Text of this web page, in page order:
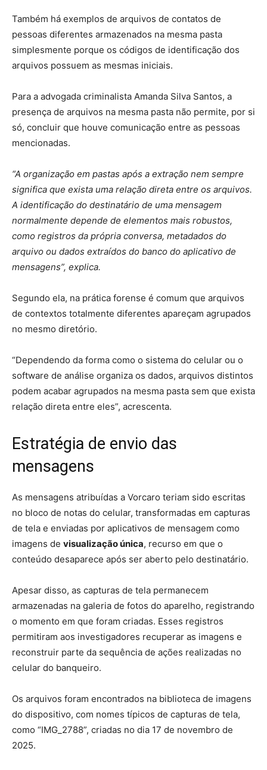
Também há exemplos de arquivos de contatos de
pessoas diferentes armazenados na mesma pasta
simplesmente porque os códigos de identificação dos
arquivos possuem as mesmas iniciais.
Para a advogada criminalista Amanda Silva Santos, a
presença de arquivos na mesma pasta não permite, por si
só, concluir que houve comunicação entre as pessoas
mencionadas.
“A organização em pastas após a extração nem sempre
significa que exista uma relação direta entre os arquivos.
A identificação do destinatário de uma mensagem
normalmente depende de elementos mais robustos,
como registros da própria conversa, metadados do
arquivo ou dados extraídos do banco do aplicativo de
mensagens”, explica.
Segundo ela, na prática forense é comum que arquivos
de contextos totalmente diferentes apareçam agrupados
no mesmo diretório.
“Dependendo da forma como o sistema do celular ou o
software de análise organiza os dados, arquivos distintos
podem acabar agrupados na mesma pasta sem que exista
relação direta entre eles”, acrescenta.
Estratégia de envio das
mensagens
As mensagens atribuídas a Vorcaro teriam sido escritas
no bloco de notas do celular, transformadas em capturas
de tela e enviadas por aplicativos de mensagem como
imagens de visualização única, recurso em que o
conteúdo desaparece após ser aberto pelo destinatário.
Apesar disso, as capturas de tela permanecem
armazenadas na galeria de fotos do aparelho, registrando
o momento em que foram criadas. Esses registros
permitiram aos investigadores recuperar as imagens e
reconstruir parte da sequência de ações realizadas no
celular do banqueiro.
Os arquivos foram encontrados na biblioteca de imagens
do dispositivo, com nomes típicos de capturas de tela,
como “IMG_2788”, criadas no dia 17 de novembro de
2025.